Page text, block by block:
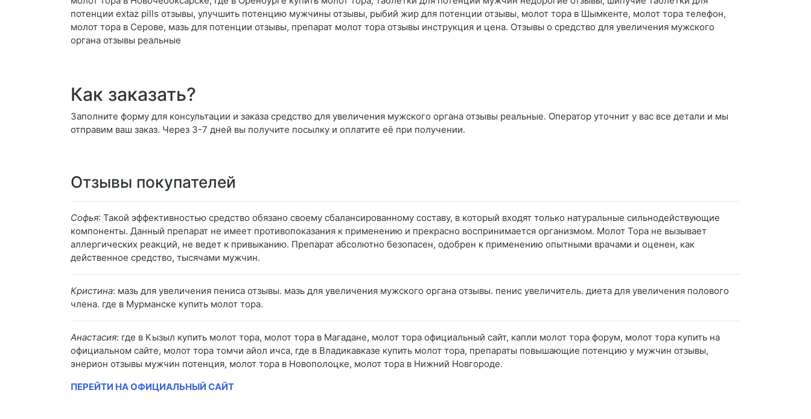
потенции extaz pills отзывы, улучшить потенцию мужчины отзывы, рыбий жир для потенции отзывы, молот тора в Шымкенте, молот тора телефон,
молот тора в Серове, мазь для потенции отзывы, препарат молот тора отзывы инструкция и цена. Отзывы о средство для увеличения мужского
органа отзывы реальные
Как заказать?
Заполните форму для консультации и заказа средство для увеличения мужского органа отзывы реальные. Оператор уточнит у вас все детали и мы
отправим ваш заказ. Через 3-7 дней вы получите посылку и оплатите её при получении.
Отзывы покупателей
Софья: Такой эффективностью средство обязано своему сбалансированному составу, в который входят только натуральные сильнодействующие
компоненты. Данный препарат не имеет противопоказания к применению и прекрасно воспринимается организмом. Молот Тора не вызывает
аллергических реакций, не ведет к привыканию. Препарат абсолютно безопасен, одобрен к применению опытными врачами и оценен, как
действенное средство, тысячами мужчин.
Кристина: мазь для увеличения пениса отзывы. мазь для увеличения мужского органа отзывы. пенис увеличитель. диета для увеличения полового
члена. где в Мурманске купить молот тора.
Анастасия: где в Кызыл купить молот тора, молот тора в Магадане, молот тора официальный сайт, капли молот тора форум, молот тора купить на
официальном сайте, молот тора томчи айол ичса, где в Владикавказе купить молот тора, препараты повышающие потенцию у мужчин отзывы,
энерион отзывы мужчин потенция, молот тора в Новополоцке, молот тора в Нижний Новгороде.
ПЕРЕЙТИ НА ОФИЦИАЛЬНЫЙ САЙТ